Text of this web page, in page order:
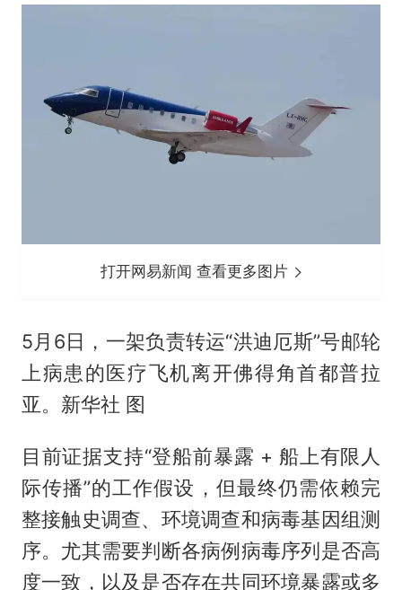
打开网易新闻 查看更多图片
5月6日，一架负责转运“洪迪厄斯”号邮轮
上病患的医疗飞机离开佛得角首都普拉
亚。新华社 图
目前证据支持“登船前暴露 + 船上有限人
际传播”的工作假设，但最终仍需依赖完
整接触史调查、环境调查和病毒基因组测
序。尤其需要判断各病例病毒序列是否高
度一致，以及是否存在共同环境暴露或多